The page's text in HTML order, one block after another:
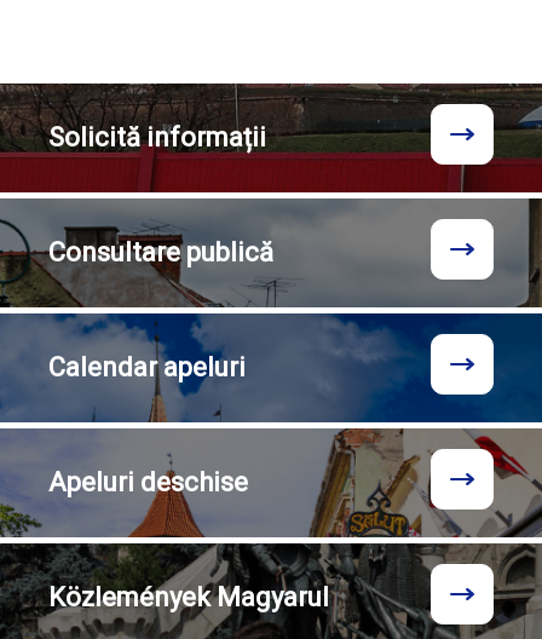
Solicităinformații
Consultarepublică
Calendarapeluri
Apeluri deschise
KözleményekMagyarul